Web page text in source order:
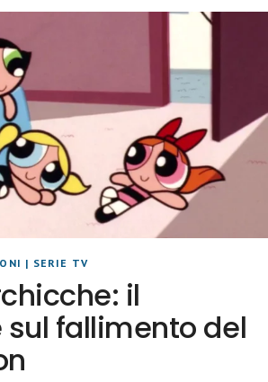
| SERIE TV
il
fallimento del